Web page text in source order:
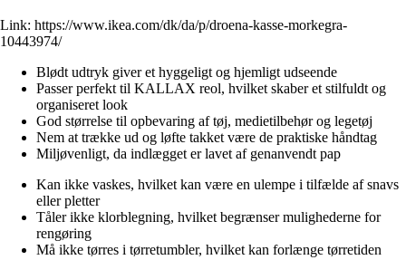
Link: https://www.ikea.com/dk/da/p/droena-kasse-morkegra-
10443974/
Blødt udtryk giver et hyggeligt og hjemligt udseende
Passer perfekt til KALLAX reol, hvilket skaber et stilfuldt og
organiseret look
God størrelse til opbevaring af tøj, medietilbehør og legetøj
Nem at trække ud og løfte takket være de praktiske håndtag
Miljøvenligt, da indlægget er lavet af genanvendt pap
Kan ikke vaskes, hvilket kan være en ulempe i tilfælde af snavs
eller pletter
Tåler ikke klorblegning, hvilket begrænser mulighederne for
rengøring
Må ikke tørres i tørretumbler, hvilket kan forlænge tørretiden